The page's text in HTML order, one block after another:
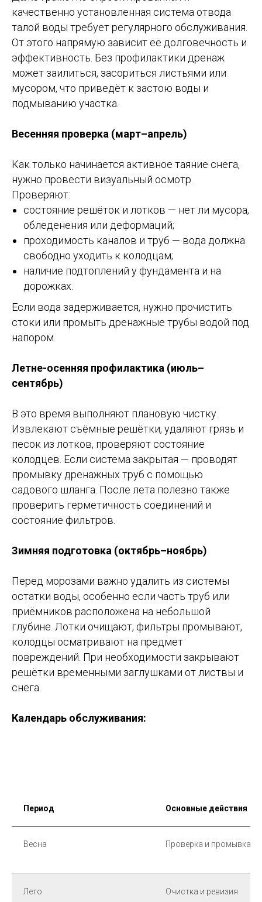
качественно установленная система отвода
талой воды требует регулярного обслуживания.
От этого напрямую зависит её долговечность и
эффективность. Без профилактики дренаж
может заилиться, засориться листьями или
мусором, что приведёт к застою воды и
подмыванию участка.
Весенняя проверка (март–апрель)
Как только начинается активное таяние снега,
нужно провести визуальный осмотр.
Проверяют:
состояние решёток и лотков — нет ли мусора,
обледенения или деформаций;
проходимость каналов и труб — вода должна
свободно уходить к колодцам;
наличие подтоплений у фундамента и на
дорожках.
Если вода задерживается, нужно прочистить
стоки или промыть дренажные трубы водой под
напором.
Летне-осенняя профилактика (июль–
сентябрь)
В это время выполняют плановую чистку.
Извлекают съёмные решётки, удаляют грязь и
песок из лотков, проверяют состояние
колодцев. Если система закрытая — проводят
промывку дренажных труб с помощью
садового шланга. После лета полезно также
проверить герметичность соединений и
состояние фильтров.
Зимняя подготовка (октябрь–ноябрь)
Перед морозами важно удалить из системы
остатки воды, особенно если часть труб или
приёмников расположена на небольшой
глубине. Лотки очищают, фильтры промывают,
колодцы осматривают на предмет
повреждений. При необходимости закрывают
решётки временными заглушками от листвы и
снега.
Календарь обслуживания:
Период Основные действия
Весна Проверка и промывка
Лето Очистка и ревизия